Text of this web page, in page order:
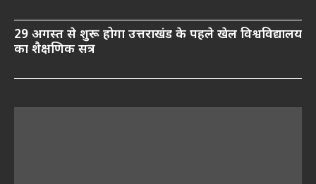
29 अगस्त से शुरू होगा उत्तराखंड के पहले खेल विश्वविद्यालय
का शैक्षणिक सत्र